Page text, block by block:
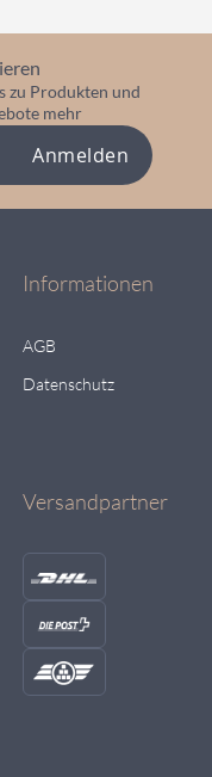
zu Produkten und
mehr
Anmelden
Informationen
AGB
Datenschutz
Versandpartner